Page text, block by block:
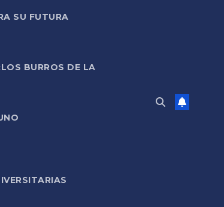
SU FUTURA
BURROS DE LA